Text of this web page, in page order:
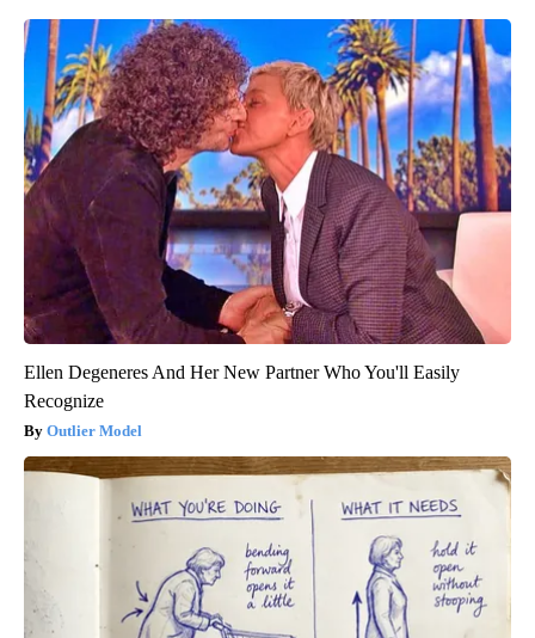
Ellen Degeneres And Her New Partner Who You'll Easily
Recognize
Outlier Model